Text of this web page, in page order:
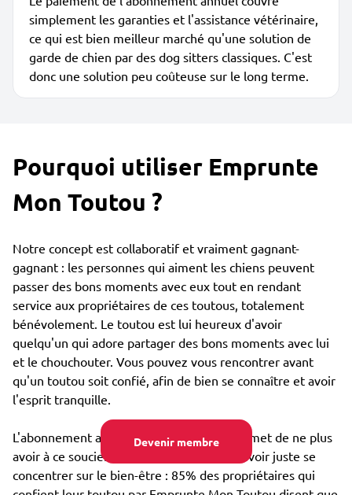
Devenir membre
simplement les garanties et l'assistance vétérinaire,
ce qui est bien meilleur marché qu'une solution de
garde de chien par des dog sitters classiques. C'est
donc une solution peu coûteuse sur le long terme.
Pourquoi utiliser Emprunte
Mon Toutou ?
Notre concept est collaboratif et vraiment gagnant-
gagnant : les personnes qui aiment les chiens peuvent
passer des bons moments avec eux tout en rendant
service aux propriétaires de ces toutous, totalement
bénévolement. Le toutou est lui heureux d'avoir
quelqu'un qui adore partager des bons moments avec lui
et le chouchouter. Vous pouvez vous rencontrer avant
qu'un toutou soit confié, afin de bien se connaître et avoir
l'esprit tranquille.
L'abonnement annuel très bon marché permet de ne plus
avoir à ce soucier du coût de garde, et pouvoir juste se
concentrer sur le bien-être : 85% des propriétaires qui